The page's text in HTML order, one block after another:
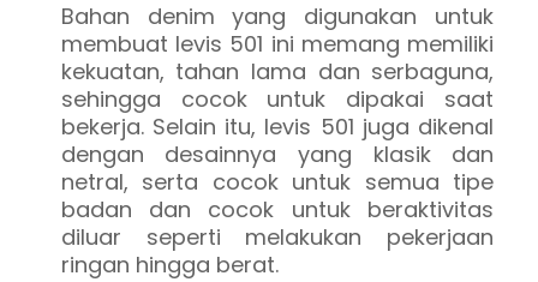
Bahan denim yang digunakan untuk
membuat levis 501 ini memang memiliki
kekuatan, tahan lama dan serbaguna,
sehingga cocok untuk dipakai saat
bekerja. Selain itu, levis 501 juga dikenal
dengan desainnya yang klasik dan
netral, serta cocok untuk semua tipe
badan dan cocok untuk beraktivitas
diluar seperti melakukan pekerjaan
ringan hingga berat.